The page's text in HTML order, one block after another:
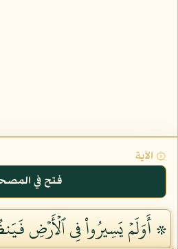
۞ الآية
فتح في
۞ أَوَلَمۡ يَسِيرُواْ فِي ٱلۡأَرۡضِ